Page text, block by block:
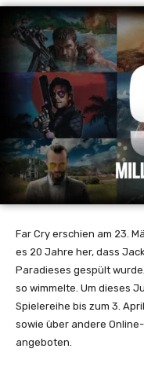
Far Cry erschien am 23.
es 20 Jahre her, dass
Paradieses gespült
so wimmelte. Um dieses
Spielereihe bis zum 3.
sowie über andere
angeboten.